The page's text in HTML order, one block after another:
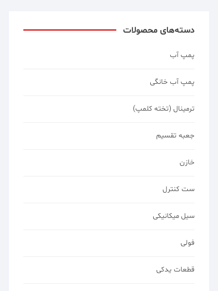
دسته‌های محصولات
پمپ آب
پمپ آب خانگی
ترمینال (تخته کلمپ)
جعبه تقسیم
خازن
ست کنترل
سیل میکانیکی
فولی
قطعات یدکی